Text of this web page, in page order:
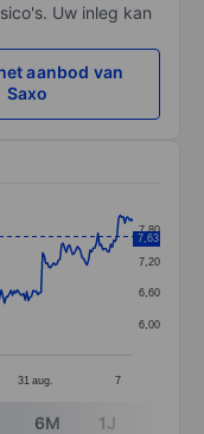
Uw inleg kan
aanbod van
Saxo
categories.
values. Data
31 aug. 7
6,00
6,60
7,20
7,80
7,63
6M 1J